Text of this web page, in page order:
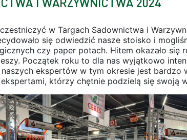
w Targach Sadownictwa i
się odwiedzić nasze stoisko i
czy paper potach. Hitem okazało się
Początek roku to dla nas wyjątkowo
ekspertów w tym okresie jest bardzo
którzy chętnie podzielą się swoją